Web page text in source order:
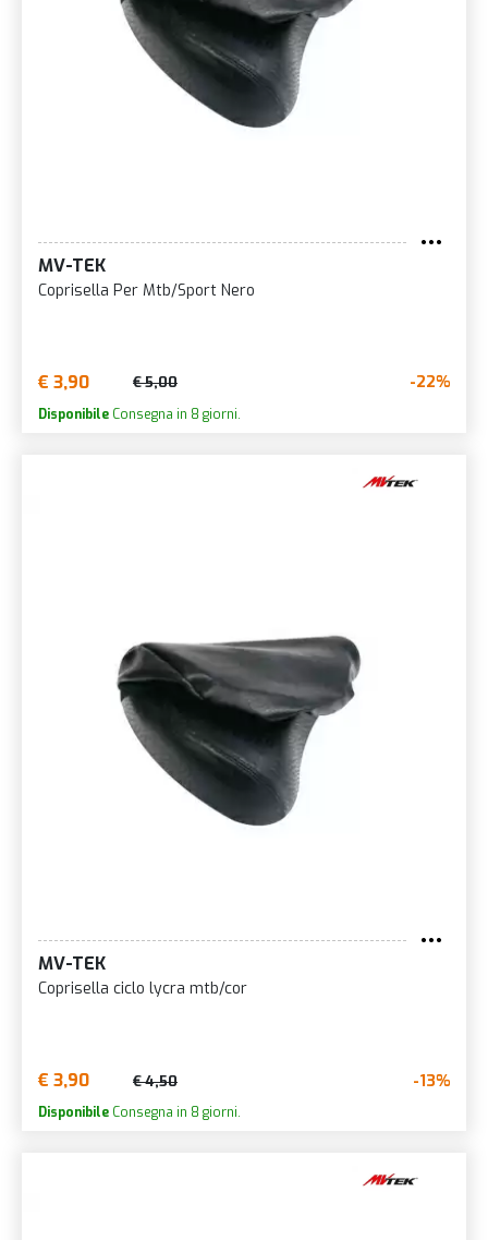
MV-TEK
Coprisella Per Mtb/Sport Nero
€ 3,90 € 5,00 -22%
Disponibile Consegna in 8 giorni.
MV-TEK
Coprisella ciclo lycra mtb/cor
€ 3,90 € 4,50 -13%
Disponibile Consegna in 8 giorni.